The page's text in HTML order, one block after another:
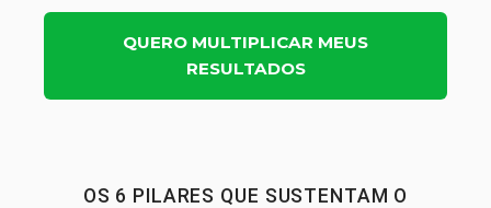
QUERO MULTIPLICAR MEUS
RESULTADOS
OS 6 PILARES QUE SUSTENTAM O